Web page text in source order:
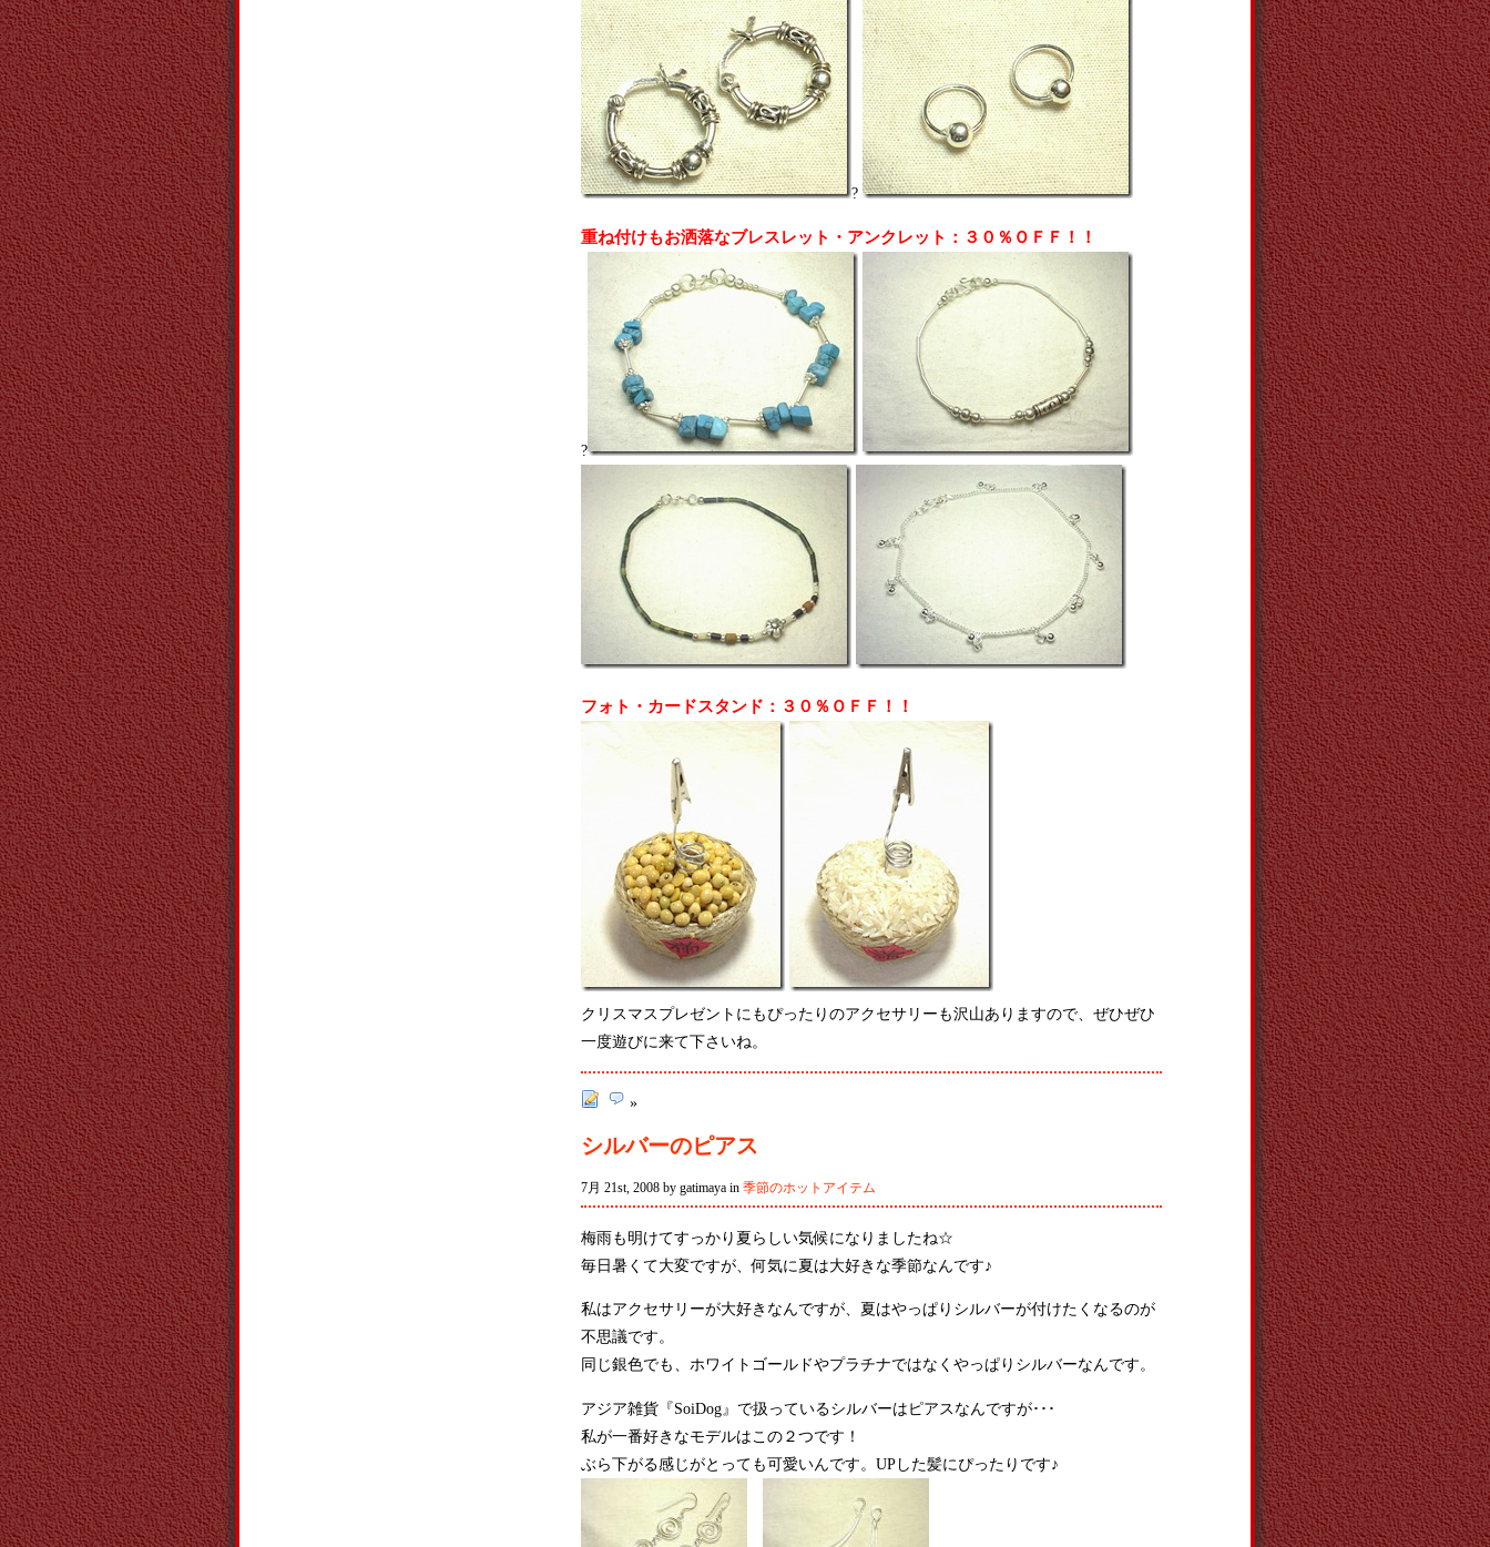
?
重ね付けもお洒落なブレスレット・アンクレット：３０％ＯＦＦ！！
?
フォト・カードスタンド：３０％ＯＦＦ！！
クリスマスプレゼントにもぴったりのアクセサリーも沢山ありますので、ぜひぜひ
一度遊びに来て下さいね。
»
シルバーのピアス
7月 21st, 2008 by gatimaya in 季節のホットアイテム
梅雨も明けてすっかり夏らしい気候になりましたね☆
毎日暑くて大変ですが、何気に夏は大好きな季節なんです♪
私はアクセサリーが大好きなんですが、夏はやっぱりシルバーが付けたくなるのが
不思議です。
同じ銀色でも、ホワイトゴールドやプラチナではなくやっぱりシルバーなんです。
アジア雑貨『SoiDog』で扱っているシルバーはピアスなんですが･･･
私が一番好きなモデルはこの２つです！
ぶら下がる感じがとっても可愛いんです。UPした髪にぴったりです♪